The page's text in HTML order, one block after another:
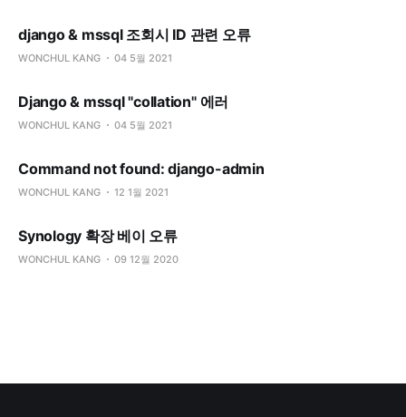
django & mssql 조회시 ID 관련 오류
WONCHUL KANG 04 5월 2021
Django & mssql "collation" 에러
WONCHUL KANG 04 5월 2021
Command not found: django-admin
WONCHUL KANG 12 1월 2021
Synology 확장 베이 오류
WONCHUL KANG 09 12월 2020